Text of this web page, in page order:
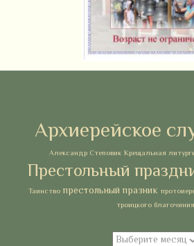
Архиерейское
Александр Степовик Крещальная
Престольный
Таинство престольный празник
троицкого благочиния
Архивы